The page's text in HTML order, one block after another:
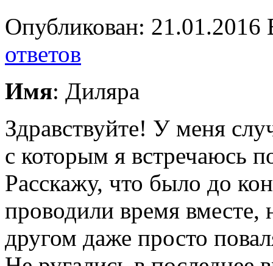
Опубликован:
ответов
Имя: Диляра
Здравствуйте! У меня
с которым я встречаюсь
Расскажу, что было до
проводили время вместе,
другом даже просто